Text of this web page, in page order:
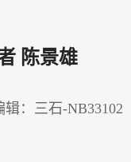
陈景雄
辑：三石-NB33102